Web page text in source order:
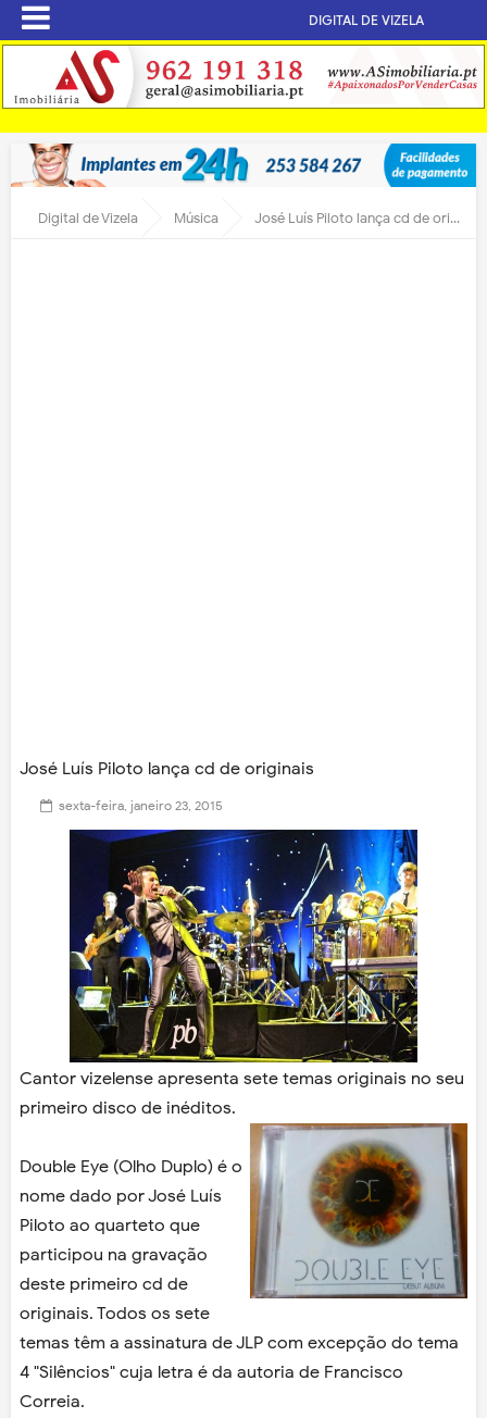
DIGITAL DE VIZELA
Digital de Vizela Música José Luís Piloto lança cd de originais
José Luís Piloto lança cd de originais
sexta-feira, janeiro 23, 2015
Cantor vizelense apresenta sete temas originais no seu
primeiro disco de inéditos.
Double Eye (Olho Duplo) é o
nome dado por José Luís
Piloto ao quarteto que
participou na gravação
deste primeiro cd de
originais. Todos os sete
temas têm a assinatura de JLP com excepção do tema
4 "Silêncios" cuja letra é da autoria de Francisco
Correia.